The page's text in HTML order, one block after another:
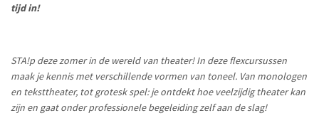
tijd in!
STA!p deze zomer in de wereld van theater! In deze flexcursussen
maak je kennis met verschillende vormen van toneel. Van monologen
en teksttheater, tot grotesk spel: je ontdekt hoe veelzijdig theater kan
zijn en gaat onder professionele begeleiding zelf aan de slag!